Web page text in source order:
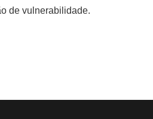
de vulnerabilidade.